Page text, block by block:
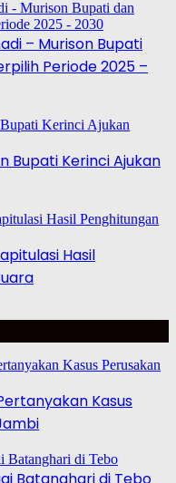
– Murison Bupati
Periode 2025 –
Bupati Kerinci Ajukan
Hasil
Kasus
Batanghari di Tebo